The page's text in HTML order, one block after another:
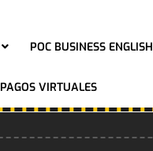
POC BUSINESS ENGLISH
PAGOS VIRTUALES